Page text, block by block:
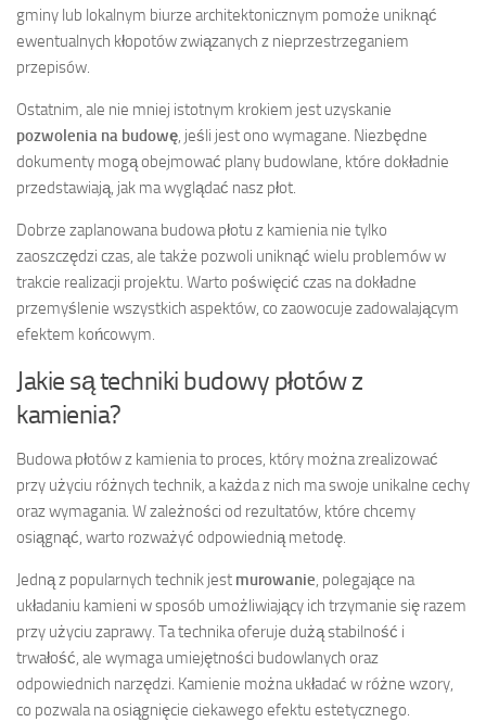
gminy lub lokalnym biurze architektonicznym pomoże uniknąć
ewentualnych kłopotów związanych z nieprzestrzeganiem
przepisów.
Ostatnim, ale nie mniej istotnym krokiem jest uzyskanie
pozwolenia na budowę, jeśli jest ono wymagane. Niezbędne
dokumenty mogą obejmować plany budowlane, które dokładnie
przedstawiają, jak ma wyglądać nasz płot.
Dobrze zaplanowana budowa płotu z kamienia nie tylko
zaoszczędzi czas, ale także pozwoli uniknąć wielu problemów w
trakcie realizacji projektu. Warto poświęcić czas na dokładne
przemyślenie wszystkich aspektów, co zaowocuje zadowalającym
efektem końcowym.
Jakie są techniki budowy płotów z
kamienia?
Budowa płotów z kamienia to proces, który można zrealizować
przy użyciu różnych technik, a każda z nich ma swoje unikalne cechy
oraz wymagania. W zależności od rezultatów, które chcemy
osiągnąć, warto rozważyć odpowiednią metodę.
Jedną z popularnych technik jest murowanie, polegające na
układaniu kamieni w sposób umożliwiający ich trzymanie się razem
przy użyciu zaprawy. Ta technika oferuje dużą stabilność i
trwałość, ale wymaga umiejętności budowlanych oraz
odpowiednich narzędzi. Kamienie można układać w różne wzory,
co pozwala na osiągnięcie ciekawego efektu estetycznego.